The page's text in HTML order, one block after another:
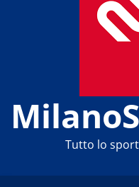
Tutto lo